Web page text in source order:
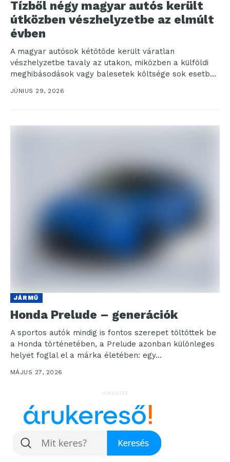
Tízből négy magyar autós került
útközben vészhelyzetbe az elmúlt
évben
A magyar autósok kétötöde került váratlan
vészhelyzetbe tavaly az utakon, miközben a külföldi
meghibásodások vagy balesetek költsége sok esetben
több százezer forintra rúghat...
JÚNIUS 29, 2026
JÁRMŰ
Honda Prelude – generációk
A sportos autók mindig is fontos szerepet töltöttek be
a Honda történetében, a Prelude azonban különleges
helyet foglal el a márka életében: egy...
MÁJUS 27, 2026
HIRDETÉS